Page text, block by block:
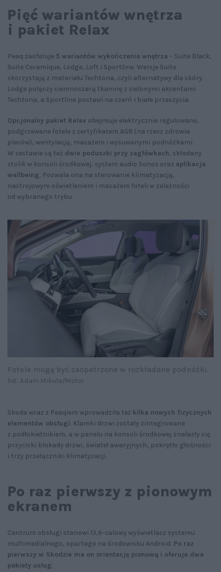
Pięć wariantów wnętrza
i pakiet Relax
Peaq zaoferuje 5 wariantów wykończenia wnętrza – Suite Black,
Suite Ceramique, Lodge, Loft i Sportline. Wersje Suite
skorzystają z materiału Techtona, czyli alternatywy dla skóry.
Lodge połączy ciemnoszarą tkaninę z zielonymi akcentami
Techtona, a Sportline postawi na czerń i białe przeszycia.
Opcjonalny pakiet Relax obejmuje elektrycznie regulowane,
podgrzewane fotele z certyfikatem AGR (na rzecz zdrowia
pleców), wentylacją, masażem i wysuwanymi podnóżkami.
W zestawie są też dwie poduszki przy zagłówkach, składany
stolik w konsoli środkowej, system audio Sonos oraz aplikacja
wellbeing. Pozwala ona na sterowanie klimatyzacją,
nastrojowym oświetleniem i masażem foteli w zależności
od wybranego trybu.
Skoda wraz z Peaqiem wprowadziła też kilka nowych fizycznych
elementów obsługi. Klamki drzwi zostały zintegrowane
z podłokietnikiem, a w panelu na konsoli środkowej znalazły się
przyciski blokady drzwi, świateł awaryjnych, pokrętło głośności
i trzy przełączniki klimatyzacji.
Po raz pierwszy z pionowym
ekranem
Centrum obsługi stanowi 13,6-calowy wyświetlacz systemu
multimedialnego, opartego na środowisku Android. Po raz
pierwszy w Skodzie ma on orientację pionową i oferuje dwa
pakiety usług.